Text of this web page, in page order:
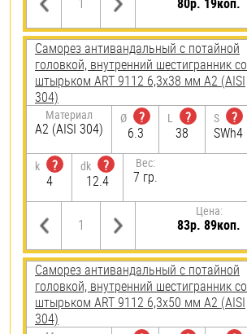
Саморез антивандальный с потайной
головкой, внутренний шестигранник со
штырьком ART 9112 6,3х38 мм А2 (AISI
304)
Материал
А2 (AISI 304)
Ø
?
6.3
L
?
38
S
?
SWh4
k
?
4
dk
?
12.4
Вес:
7 гр.
Цена:
83р. 89коп.
Саморез антивандальный с потайной
головкой, внутренний шестигранник со
штырьком ART 9112 6,3х50 мм А2 (AISI
304)